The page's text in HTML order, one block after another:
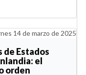
14 de marzo de 2025
de Estados
el
orden